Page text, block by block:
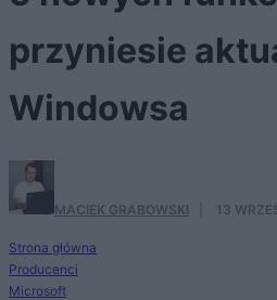
przyniesie
Windowsa
MACIEK GRABOWSKI 13
Strona główna
Producenci
Microsoft